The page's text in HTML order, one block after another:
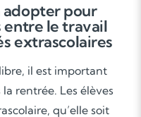
adopter pour
entre le travail
extrascolaires
il est important
rentrée. Les élèves
qu’elle soit